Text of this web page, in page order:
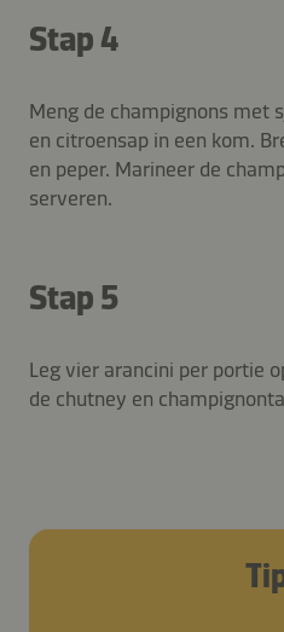
Stap 4
Meng de champignons met
en citroensap in een kom.
en peper. Marineer de
serveren.
Stap 5
Leg vier arancini per portie
de chutney en